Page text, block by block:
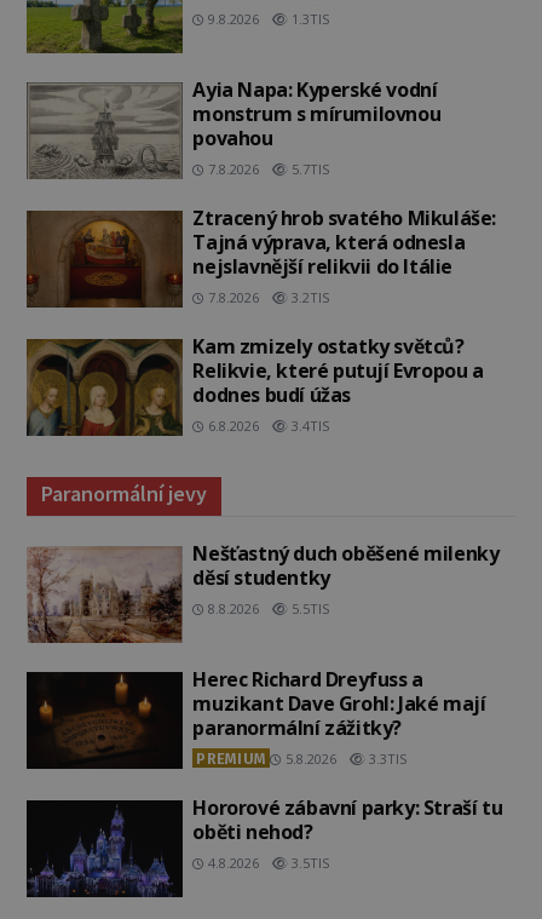
9.8.2026 1.3TIS
Ayia Napa: Kyperské vodní
monstrum s mírumilovnou
povahou
7.8.2026 5.7TIS
Ztracený hrob svatého Mikuláše:
Tajná výprava, která odnesla
nejslavnější relikvii do Itálie
7.8.2026 3.2TIS
Kam zmizely ostatky světců?
Relikvie, které putují Evropou a
dodnes budí úžas
6.8.2026 3.4TIS
Paranormální jevy
Nešťastný duch oběšené milenky
děsí studentky
8.8.2026 5.5TIS
Herec Richard Dreyfuss a
muzikant Dave Grohl: Jaké mají
paranormální zážitky?
PREMIUM 5.8.2026 3.3TIS
Hororové zábavní parky: Straší tu
oběti nehod?
4.8.2026 3.5TIS